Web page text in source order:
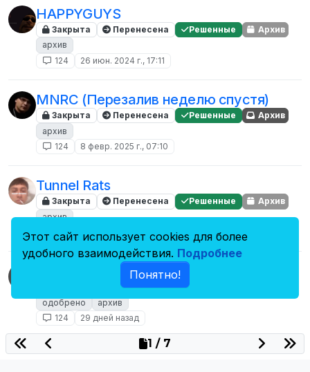
HAPPYGUYS
Закрыта Перенесена Решенные
Архив
архив
124
26 июн. 2024 г., 17:11
MNRC (Перезалив неделю спустя)
Закрыта Перенесена Решенные
Архив
архив
124
8 февр. 2025 г., 07:10
Tunnel Rats
Закрыта Перенесена Решенные
Архив
архив
124
14 апр. 2024 г., 17:22
Eagle | Оружейный магазин
Перенесена Решенные
одобрено
архив
124
29 дней назад
1 / 7
Этот сайт использует cookies для более
удобного взаимодействия. Подробнее
Понятно!